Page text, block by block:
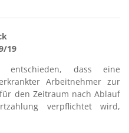
19
dass eine
Arbeitnehmer zur
den Zeitraum nach Ablauf
verpflichtet wird,